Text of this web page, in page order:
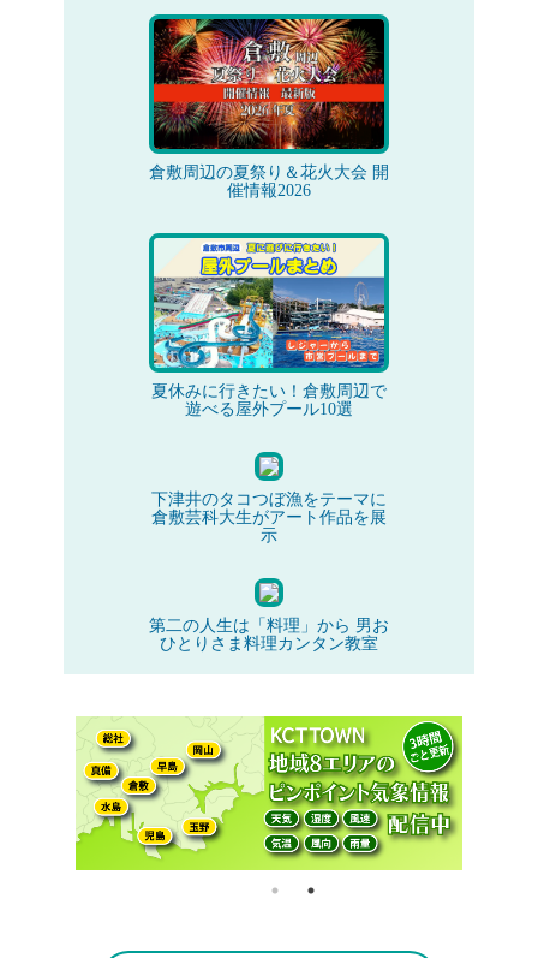
倉敷周辺の夏祭り＆花火大会 開
催情報2026
夏休みに行きたい！倉敷周辺で
遊べる屋外プール10選
下津井のタコつぼ漁をテーマに
倉敷芸科大生がアート作品を展
示
第二の人生は「料理」から 男お
ひとりさま料理カンタン教室